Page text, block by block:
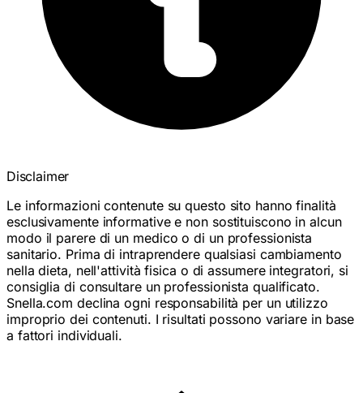
Disclaimer
Le informazioni contenute su questo sito hanno finalità
esclusivamente informative e non sostituiscono in alcun
modo il parere di un medico o di un professionista
sanitario. Prima di intraprendere qualsiasi cambiamento
nella dieta, nell'attività fisica o di assumere integratori, si
consiglia di consultare un professionista qualificato.
Snella.com declina ogni responsabilità per un utilizzo
improprio dei contenuti. I risultati possono variare in base
a fattori individuali.